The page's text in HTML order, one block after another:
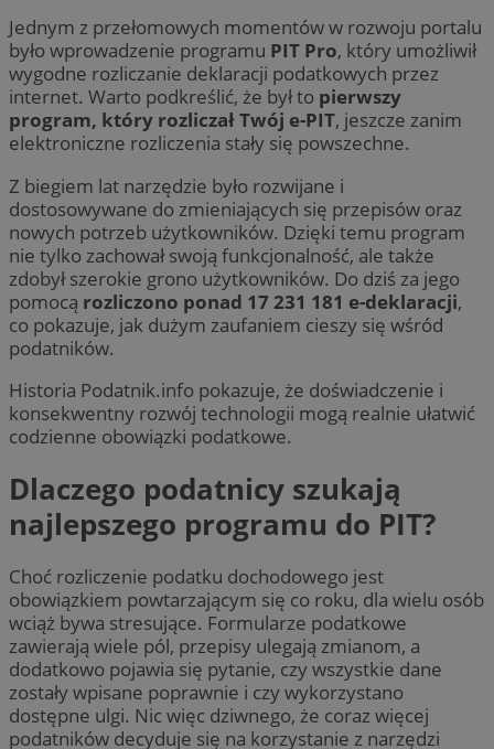
Jednym z przełomowych momentów w rozwoju portalu
było wprowadzenie programu PIT Pro, który umożliwił
wygodne rozliczanie deklaracji podatkowych przez
internet. Warto podkreślić, że był to pierwszy
program, który rozliczał Twój e-PIT, jeszcze zanim
elektroniczne rozliczenia stały się powszechne.
Z biegiem lat narzędzie było rozwijane i
dostosowywane do zmieniających się przepisów oraz
nowych potrzeb użytkowników. Dzięki temu program
nie tylko zachował swoją funkcjonalność, ale także
zdobył szerokie grono użytkowników. Do dziś za jego
pomocą rozliczono ponad 17 231 181 e-deklaracji,
co pokazuje, jak dużym zaufaniem cieszy się wśród
podatników.
Historia Podatnik.info pokazuje, że doświadczenie i
konsekwentny rozwój technologii mogą realnie ułatwić
codzienne obowiązki podatkowe.
Dlaczego podatnicy szukają
najlepszego programu do PIT?
Choć rozliczenie podatku dochodowego jest
obowiązkiem powtarzającym się co roku, dla wielu osób
wciąż bywa stresujące. Formularze podatkowe
zawierają wiele pól, przepisy ulegają zmianom, a
dodatkowo pojawia się pytanie, czy wszystkie dane
zostały wpisane poprawnie i czy wykorzystano
dostępne ulgi. Nic więc dziwnego, że coraz więcej
podatników decyduje się na korzystanie z narzędzi